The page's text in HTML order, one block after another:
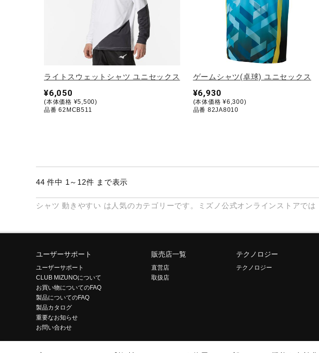
ライトスウェットシャツ ユニセックス
¥6,050
(本体価格 ¥5,500)
品番 62MCB511
ゲームシャツ(卓球) ユニセックス
¥6,930
(本体価格 ¥6,300)
品番 82JA8010
44 件中 1～12件 まで表示
シャツ 動きやすい は人気のカテゴリーです。ミズノ公式オンラインストアでは
ユーザーサポート
ユーザーサポート
CLUB MIZUNOについて
お買い物についてのFAQ
製品についてのFAQ
製品カタログ
重要なお知らせ
お問い合わせ
販売店一覧
直営店
取扱店
テクノロジー
テクノロジー